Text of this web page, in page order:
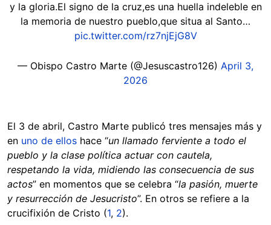
y la gloria.El signo de la cruz,es una huella indeleble en
la memoria de nuestro pueblo,que situa al Santo…
pic.twitter.com/rz7njEjG8V
— Obispo Castro Marte (@Jesuscastro126) April 3,
2026
El 3 de abril, Castro Marte publicó tres mensajes más y
en uno de ellos hace “un llamado ferviente a todo el
pueblo y la clase política actuar con cautela,
respetando la vida, midiendo las consecuencia de sus
actos” en momentos que se celebra “la pasión, muerte
y resurrección de Jesucristo”. En otros se refiere a la
crucifixión de Cristo (1, 2).